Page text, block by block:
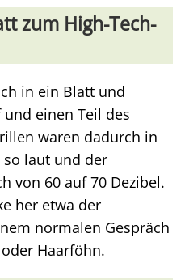
zum High-Tech-
in ein Blatt und
einen Teil des
waren dadurch in
laut und der
von 60 auf 70 Dezibel.
her etwa der
normalen Gespräch
Haarföhn.